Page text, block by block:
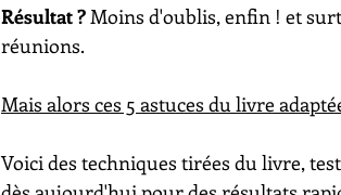
Résultat ? Moins d'oublis, enfin ! et
réunions.
Mais alors ces 5 astuces du livre
Voici des techniques tirées du livre,